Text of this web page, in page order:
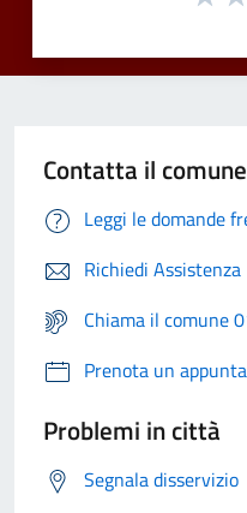
Contatta il comune
Leggi le domande
Richiedi Assistenza
Chiama il comune
Prenota un
Problemi in città
Segnala disservizio